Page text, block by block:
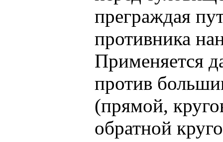
преграждая
противника
Применяется
против
(прямой,
обратной